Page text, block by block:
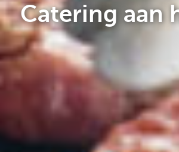
Catering aan